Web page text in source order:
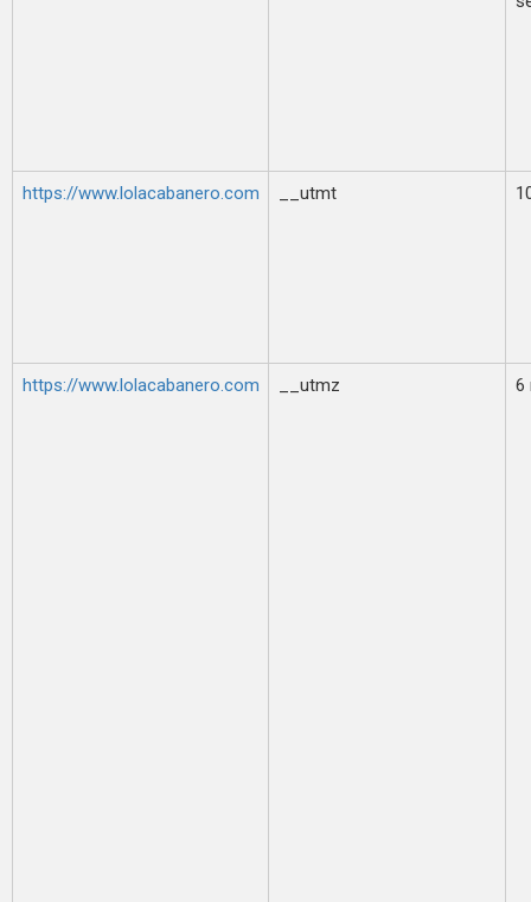
https://www.lolacabanero.com __utmt
https://www.lolacabanero.com __utmz 6